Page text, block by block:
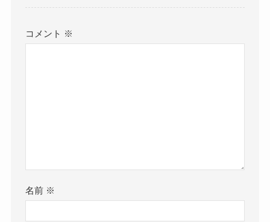
コメント ※
名前 ※